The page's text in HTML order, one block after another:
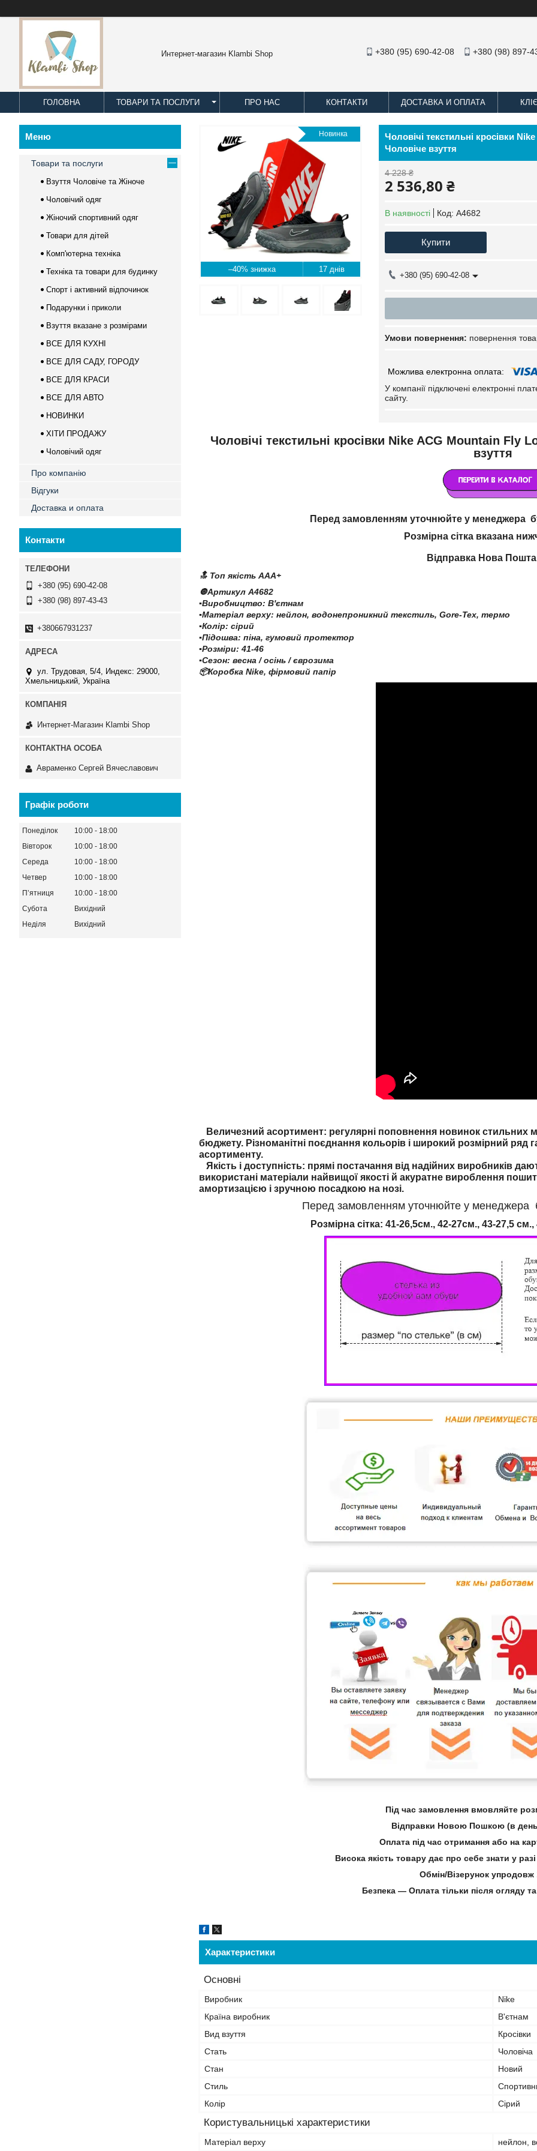
Интернет-магазин Klambi Shop +380 (95) 690-42-08 +380 (98) 897-
ГОЛОВНА ТОВАРИ ТА ПОСЛУГИ ПРО НАС КОНТАКТИ ДОСТАВКА И ОПЛАТА
–40% 17 днів
Новинка
Чоловічі текстильні кросівки
Чоловіче взуття
4 228 ₴
2 536,80 ₴
В наявності Код: А4682
Купити
+380 (95) 690-42-08
повернення
У компанії підключені електронні
сайту.
Чоловічі текстильні кросівки Nike ACG Mountain Fly
взуття
Перед замовленням уточнюйте у менеджера
Розмірна сітка вказана
Відправка Нова
🔝 Топ якість AAA+
🔘Артикул А4682
▪️Виробництво: В'єтнам
▪️Матеріал верху: нейлон, водонепроникний текстиль, Gore-Tex, термо
▪️Колір: сірий
▪️Підошва: піна, гумовий протектор
▪️Розміри: 41-46
▪️Сезон: весна / осінь / єврозима
📦Коробка Nike, фірмовий папір
Величезний асортимент: регулярні поповнення новинок стильних
бюджету. Різноманітні поєднання кольорів і широкий розмірний ряд
асортименту.
Якість і доступність: прямі постачання від надійних виробників
використані матеріали найвищої якості й акуратне вироблення
амортизацією і зручною посадкою на нозі.
Перед замовленням уточнюйте у менеджера
Розмірна сітка: 41-26,5см., 42-27см., 43-27,5
Під час замовлення вмовляйте
Відправки Новою Пошкою (в
Оплата під час отримання або на
Висока якість товару дає про себе знати у
Обмін/Візерунок упродовж
Безпека — Оплата тільки після огляду
Характеристики
Основні
Виробник
Nike
Країна виробник
В'єтнам
Вид взуття
Кросівки
Стать
Чоловіча
Стан
Новий
Стиль
Колір
Сірий
Користувальницькі характеристики
Матеріал верху нейлон,
Товари та послуги
Взуття Чоловіче та Жіноче
Чоловічий одяг
Жіночий спортивний одяг
Товари для дітей
Комп'ютерна техніка
Техніка та товари для будинку
Спорт і активний відпочинок
Подарунки і приколи
Взуття вказане з розмірами
ВСЕ ДЛЯ КУХНІ
ВСЕ ДЛЯ САДУ, ГОРОДУ
ВСЕ ДЛЯ КРАСИ
ВСЕ ДЛЯ АВТО
НОВИНКИ
ХІТИ ПРОДАЖУ
Чоловічий одяг
Про компанію
Відгуки
Доставка и оплата
Контакти
+380 (95) 690-42-08
+380 (98) 897-43-43
+380667931237
ул. Трудовая, 5/4, Индекс: 29000,
Хмельницький, Україна
Интернет-Магазин Klambi Shop
Авраменко Сергей Вячеславович
Графік роботи
Понеділок 10:00
18:00
Вівторок
10:00
18:00
Середа
10:00
18:00
Четвер
10:00
18:00
Пʼятниця
10:00
18:00
Субота
Вихідний
Неділя
Вихідний